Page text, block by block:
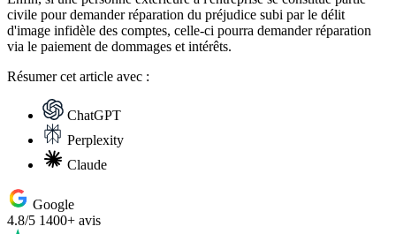
civile pour demander réparation du préjudice subi par le délit
d'image infidèle des comptes, celle-ci pourra demander réparation
via le paiement de dommages et intérêts.
Résumercet article avec :
ChatGPT
Perplexity
Claude
Google
4.8/5 1400+ avis